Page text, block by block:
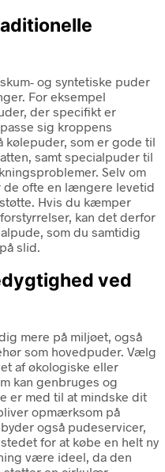
og syntetiske puder
For eksempel
der specifikt er
sig kroppens
kølepuder, som er gode til
samt specialpuder til
Selv om
de ofte en længere levetid
Hvis du kæmper
kan det derfor
som du samtidig
slid.
ved
mere på miljøet, også
som hovedpuder. Vælg
af økologiske eller
kan genbruges og
er med til at mindske dit
opmærksom på
også pudeservicer,
for at købe en helt ny
være ideel, da den